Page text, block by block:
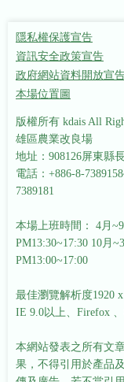
隱私權保護宣告
資訊安全政策宣告
政府網站資料開放宣
本場位置圖
版權所有 kdais All
雄區農業改良場
地址：908126屏東縣
電話：+886-8-
7389181
本場上班時間： 4月
PM13:30~17:30 10月
PM13:00~17:00
最佳瀏覽解析度1920
IE 9.0以上、Firefox 、
本網站發表之所有文
果，不得引用於產品